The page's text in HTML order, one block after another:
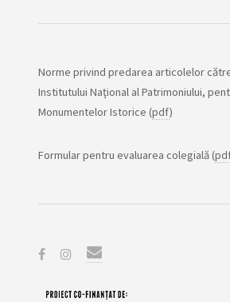
Norme privind predarea articolelor
Institutului Naţional al Patrimoniului,
Monumentelor Istorice (pdf)
Formular pentru evaluarea colegială (